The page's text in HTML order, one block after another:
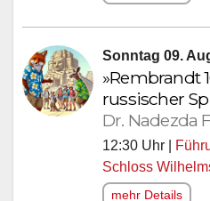
Sonntag 09.
»Rembrandt
russischer
Dr. Nadezda
12:30 Uhr |
Schloss
mehr Details